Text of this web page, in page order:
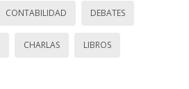
CONTABILIDAD DEBATES
CHARLAS LIBROS